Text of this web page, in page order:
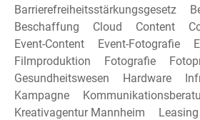
Barrierefreiheitsstärkungsgesetz
Beschaffung
Cloud Content
Event-Content
Event-Fotografie
Filmproduktion
Fotografie
Gesundheitswesen
Hardware
Kampagne
Kreativagentur Mannheim
Leasing